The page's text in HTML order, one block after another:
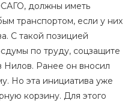
должны иметь
транспортом, если у них
С такой позицией
по труду, соцзащите
Нилов. Ранее он вносил
Но эта инициатива уже
корзину. Для этого